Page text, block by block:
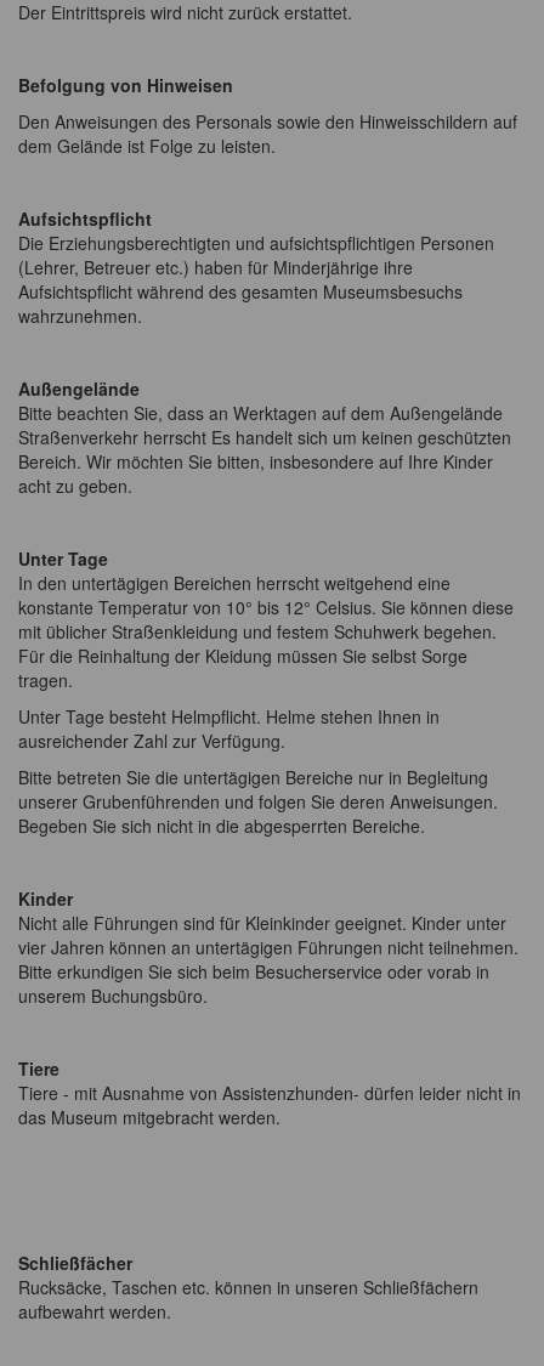
Der Eintrittspreis wird nicht zurück erstattet.
Befolgung von Hinweisen
Den Anweisungen des Personals sowie den Hinweisschildern auf
dem Gelände ist Folge zu leisten.
Aufsichtspflicht
Die Erziehungsberechtigten und aufsichtspflichtigen Personen
(Lehrer, Betreuer etc.) haben für Minderjährige ihre
Aufsichtspflicht während des gesamten Museumsbesuchs
wahrzunehmen.
Außengelände
Bitte beachten Sie, dass an Werktagen auf dem Außengelände
Straßenverkehr herrscht Es handelt sich um keinen geschützten
Bereich. Wir möchten Sie bitten, insbesondere auf Ihre Kinder
acht zu geben.
Unter Tage
In den untertägigen Bereichen herrscht weitgehend eine
konstante Temperatur von 10° bis 12° Celsius. Sie können diese
mit üblicher Straßenkleidung und festem Schuhwerk begehen.
Für die Reinhaltung der Kleidung müssen Sie selbst Sorge
tragen.
Unter Tage besteht Helmpflicht. Helme stehen Ihnen in
ausreichender Zahl zur Verfügung.
Bitte betreten Sie die untertägigen Bereiche nur in Begleitung
unserer Grubenführenden und folgen Sie deren Anweisungen.
Begeben Sie sich nicht in die abgesperrten Bereiche.
Kinder
Nicht alle Führungen sind für Kleinkinder geeignet. Kinder unter
vier Jahren können an untertägigen Führungen nicht teilnehmen.
Bitte erkundigen Sie sich beim Besucherservice oder vorab in
unserem Buchungsbüro.
Tiere
Tiere - mit Ausnahme von Assistenzhunden- dürfen leider nicht in
das Museum mitgebracht werden.
Schließfächer
Rucksäcke, Taschen etc. können in unseren Schließfächern
aufbewahrt werden.